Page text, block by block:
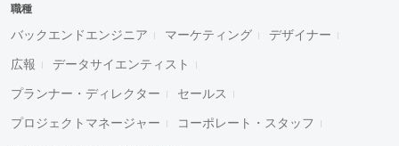
職種
バックエンドエンジニア マーケティング デザイナー
広報 データサイエンティスト
プランナー・ディレクター セールス
プロジェクトマネージャー コーポレート・スタッフ